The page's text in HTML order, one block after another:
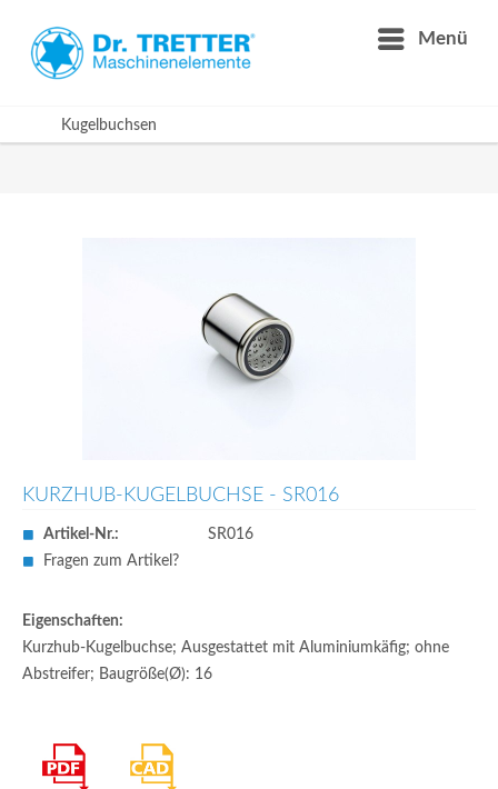
Menü
Kugelbuchsen
KURZHUB-KUGELBUCHSE - SR016
Artikel-Nr.:
SR016
Fragen zum Artikel?
Eigenschaften:
Kurzhub-Kugelbuchse; Ausgestattet mit Aluminiumkäfig; ohne
Abstreifer; Baugröße(Ø): 16